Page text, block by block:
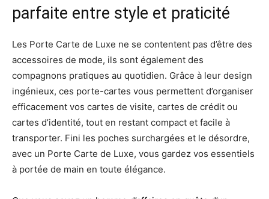
parfaite entre style et praticité
Les Porte Carte de Luxe ne se contentent pas d’être des
accessoires de mode, ils sont également des
compagnons pratiques au quotidien. Grâce à leur design
ingénieux, ces porte-cartes vous permettent d’organiser
efficacement vos cartes de visite, cartes de crédit ou
cartes d’identité, tout en restant compact et facile à
transporter. Fini les poches surchargées et le désordre,
avec un Porte Carte de Luxe, vous gardez vos essentiels
à portée de main en toute élégance.